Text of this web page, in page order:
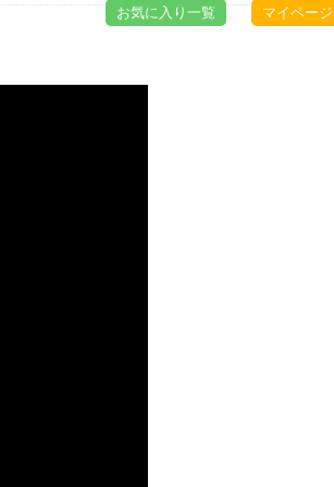
お気に入り一覧 マイページ